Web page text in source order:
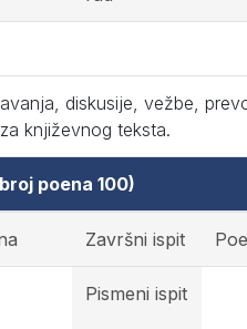
diskusije, vežbe,
književnog teksta.
poena 100)
Završni ispit
Pismeni ispit